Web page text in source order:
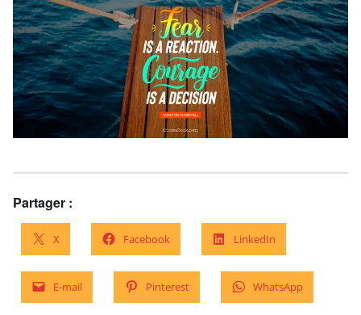
Partager :
X Facebook LinkedIn
E-mail Pinterest WhatsApp